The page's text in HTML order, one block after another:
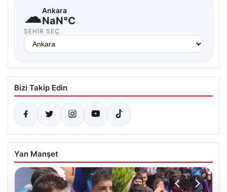
☁Ankara
NaN°C
ŞEHIR SEÇ
Bizi Takip Edin
Yan Manşet